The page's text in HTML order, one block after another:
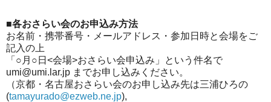
■各おさらい会のお申込み方法
お名前・携帯番号・メールアドレス・参加日時と会場をご
記入の上
「○月○日<会場>おさらい会申込み」という件名で
umi@umi.lar.jp までお申し込みください。
（京都・名古屋おさらい会のお申し込み先は三浦ひろの
(tamayurado@ezweb.ne.jp),